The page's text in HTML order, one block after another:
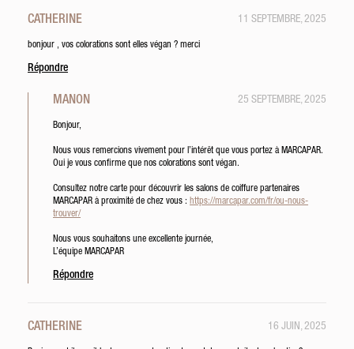
CATHERINE 11 SEPTEMBRE, 2025
bonjour , vos colorations sont elles végan ? merci
Répondre
MANON 25 SEPTEMBRE, 2025
Bonjour,
Nous vous remercions vivement pour l’intérêt que vous portez à MARCAPAR.
Oui je vous confirme que nos colorations sont végan.
Consultez notre carte pour découvrir les salons de coiffure partenaires
MARCAPAR à proximité de chez vous : https://marcapar.com/fr/ou-nous-
trouver/
Nous vous souhaitons une excellente journée,
L’équipe MARCAPAR
Répondre
CATHERINE 16 JUIN, 2025